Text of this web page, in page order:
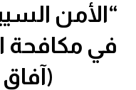
“الأمن
في مكافحة